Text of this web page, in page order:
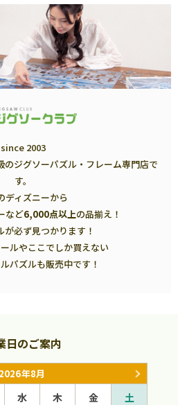
since 2003
のジグソーパズル・フレーム専門店で
す。
ディズニーから
など6,000点以上の品揃え！
が必ず見つかります！
ルやここでしか買えない
パズルも販売中です！
日のご案内
2026年8月
水 木 金
土